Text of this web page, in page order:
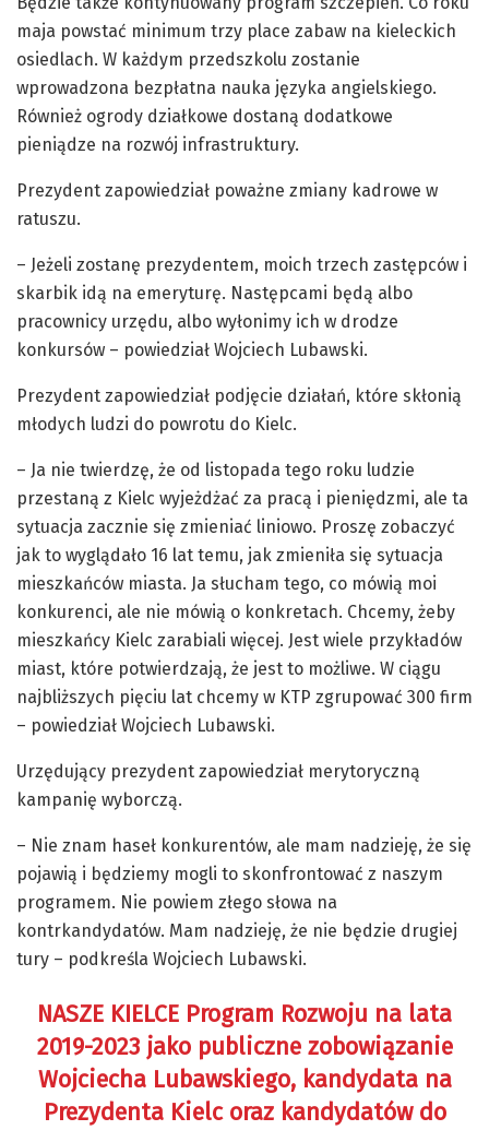
maja powstać minimum trzy place zabaw na kieleckich
osiedlach. W każdym przedszkolu zostanie
wprowadzona bezpłatna nauka języka angielskiego.
Również ogrody działkowe dostaną dodatkowe
pieniądze na rozwój infrastruktury.
Prezydent zapowiedział poważne zmiany kadrowe w
ratuszu.
– Jeżeli zostanę prezydentem, moich trzech zastępców i
skarbik idą na emeryturę. Następcami będą albo
pracownicy urzędu, albo wyłonimy ich w drodze
konkursów – powiedział Wojciech Lubawski.
Prezydent zapowiedział podjęcie działań, które skłonią
młodych ludzi do powrotu do Kielc.
– Ja nie twierdzę, że od listopada tego roku ludzie
przestaną z Kielc wyjeżdżać za pracą i pieniędzmi, ale ta
sytuacja zacznie się zmieniać liniowo. Proszę zobaczyć
jak to wyglądało 16 lat temu, jak zmieniła się sytuacja
mieszkańców miasta. Ja słucham tego, co mówią moi
konkurenci, ale nie mówią o konkretach. Chcemy, żeby
mieszkańcy Kielc zarabiali więcej. Jest wiele przykładów
miast, które potwierdzają, że jest to możliwe. W ciągu
najbliższych pięciu lat chcemy w KTP zgrupować 300 firm
– powiedział Wojciech Lubawski.
Urzędujący prezydent zapowiedział merytoryczną
kampanię wyborczą.
– Nie znam haseł konkurentów, ale mam nadzieję, że się
pojawią i będziemy mogli to skonfrontować z naszym
programem. Nie powiem złego słowa na
kontrkandydatów. Mam nadzieję, że nie będzie drugiej
tury – podkreśla Wojciech Lubawski.
NASZE KIELCE Program Rozwoju na lata
2019-2023 jako publiczne zobowiązanie
Wojciecha Lubawskiego, kandydata na
Prezydenta Kielc oraz kandydatów do